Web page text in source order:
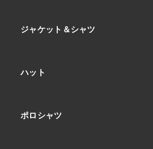
ジャケット＆シャツ
ハット
ポロシャツ